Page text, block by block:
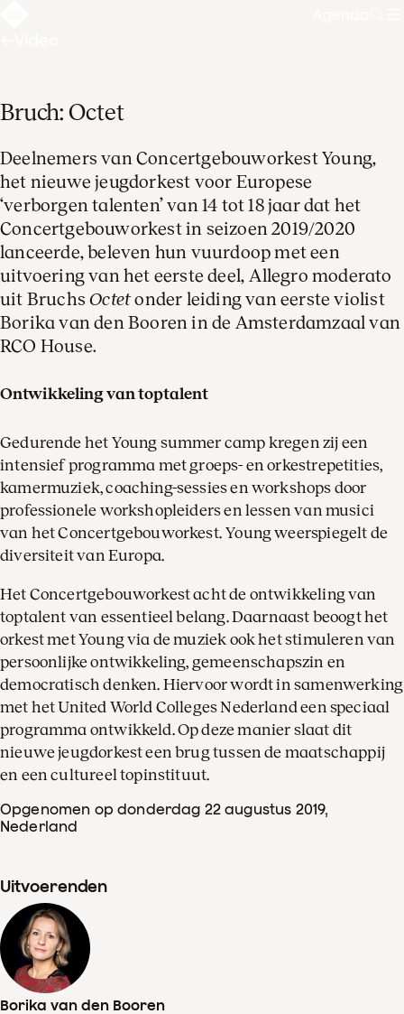
Bruch: Octet
Deelnemers van Concertgebouworkest Young,
het nieuwe jeugdorkest voor Europese
‘verborgen talenten’ van 14 tot 18 jaar dat het
Concertgebouworkest in seizoen 2019/2020
lanceerde, beleven hun vuurdoop met een
uitvoering van het eerste deel, Allegro moderato
uit BruchsOctetonder leiding van eerste violist
Borika van den Booren in de Amsterdamzaal van
RCO House.
Ontwikkeling van toptalent
Gedurende het Young summer camp kregen zij een
intensief programma met groeps- en orkestrepetities,
kamermuziek, coaching-sessies en workshops door
professionele workshopleiders en lessen van musici
van het Concertgebouworkest. Young weerspiegelt de
diversiteit van Europa.
Het Concertgebouworkest acht de ontwikkeling van
toptalent van essentieel belang. Daarnaast beoogt het
orkest met Young via de muziek ook het stimuleren van
persoonlijke ontwikkeling, gemeenschapszin en
democratisch denken. Hiervoor wordt in samenwerking
met het United World Colleges Nederland een speciaal
programma ontwikkeld. Op deze manier slaat dit
nieuwe jeugdorkest een brug tussen de maatschappij
en een cultureel topinstituut.
Opgenomen op donderdag 22 augustus 2019,
Nederland
Uitvoerenden
Borika van den Booren